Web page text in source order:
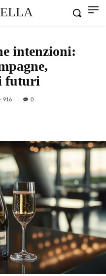
intenzioni:
futuri
916 0